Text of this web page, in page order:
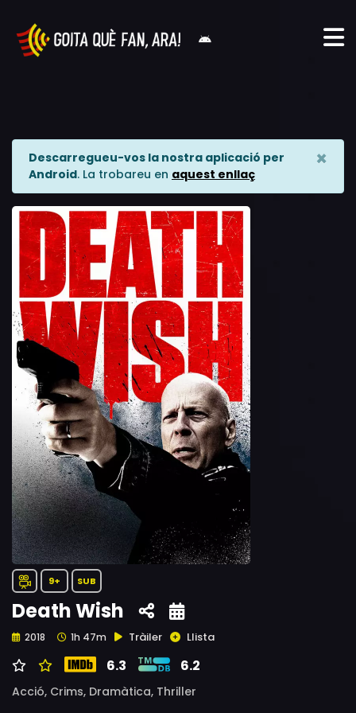
Descarregueu-vos la nostra aplicació per
Android. La trobareu en aquest enllaç
×
9+ SUB
Death Wish
2018 1h 47m Tràiler Llista
6.3 6.2
Acció, Crims, Dramàtica, Thriller